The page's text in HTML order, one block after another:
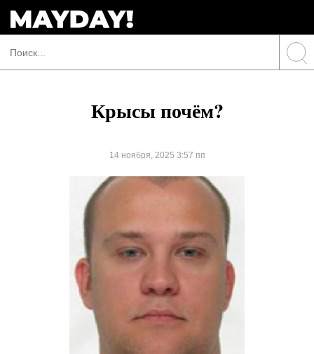
Крысы почём?
14 ноября, 2025 3:57 пп